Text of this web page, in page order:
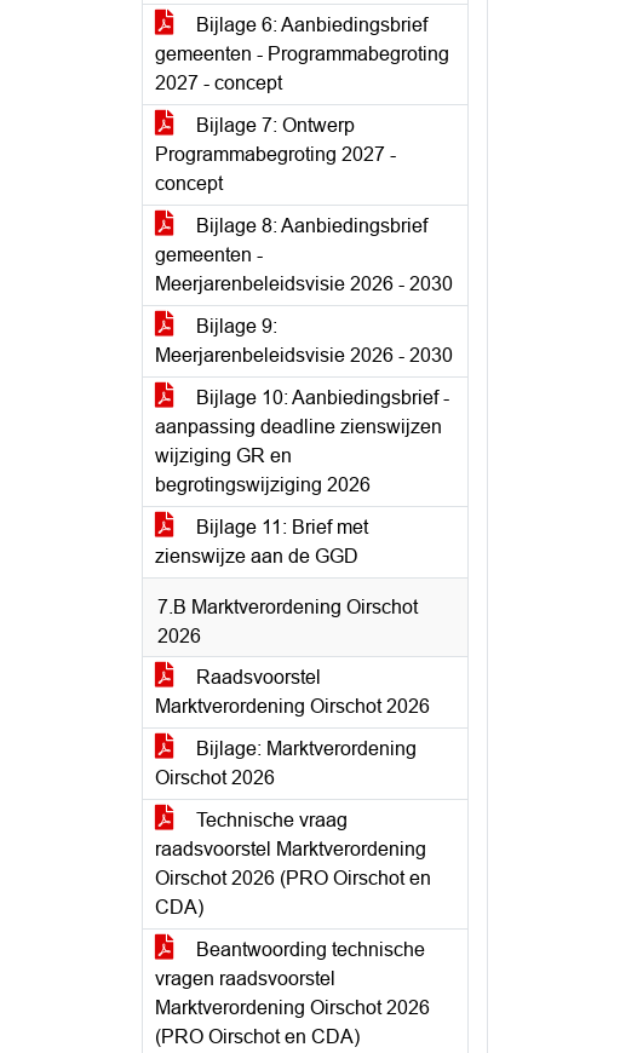
Bijlage 6: Aanbiedingsbrief
gemeenten - Programmabegroting
2027 - concept
Bijlage 7: Ontwerp
Programmabegroting 2027 -
concept
Bijlage 8: Aanbiedingsbrief
gemeenten -
Meerjarenbeleidsvisie 2026 - 2030
Bijlage 9:
Meerjarenbeleidsvisie 2026 - 2030
Bijlage 10: Aanbiedingsbrief -
aanpassing deadline zienswijzen
wijziging GR en
begrotingswijziging 2026
Bijlage 11: Brief met
zienswijze aan de GGD
7.B Marktverordening Oirschot
2026
Raadsvoorstel
Marktverordening Oirschot 2026
Bijlage: Marktverordening
Oirschot 2026
Technische vraag
raadsvoorstel Marktverordening
Oirschot 2026 (PRO Oirschot en
CDA)
Beantwoording technische
vragen raadsvoorstel
Marktverordening Oirschot 2026
(PRO Oirschot en CDA)